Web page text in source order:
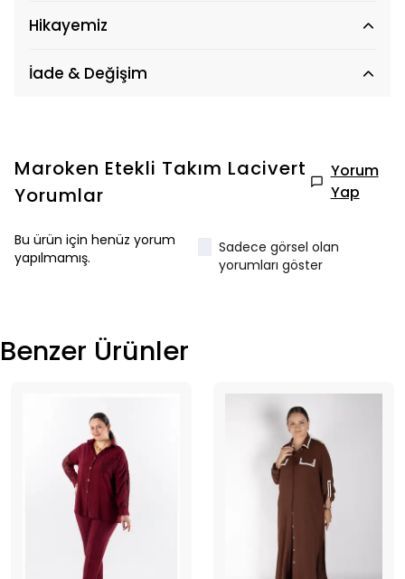
Hikayemiz
İade & Değişim
Maroken Etekli Takım Lacivert
Yorumlar
Yorum
Yap
Bu ürün için henüz yorum
yapılmamış.
Sadece görsel olan
yorumları göster
Benzer Ürünler